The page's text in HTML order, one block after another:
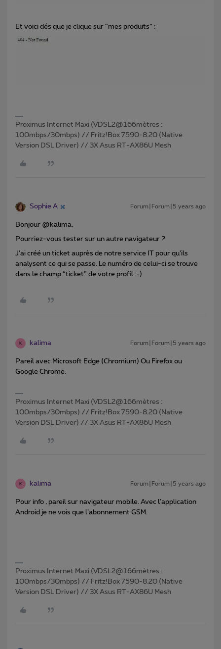
Et voici dés que je clique sur “mes produits” :
Proximus Internet Maxi (VDSL2@166mètres :
100mbps/30mbps) // Fritz!Box 7590-8.20 (Native
Version DSL Driver) // 3X Asus RT-AX86U Mesh
Sophie A Forum|Forum|5 years ago
Bonjour @kalima,
Pourriez-vous tester sur un autre navigateur ?
J’ai créé un ticket auprès de notre service IT pour qu’ils
analysent ce qui se passe. Le numéro de celui-ci se trouve
dans le champ “ticket” de votre profil :-)
K kalima Forum|Forum|5 years ago
Pareil avec Microsoft Edge (Chromium) Ou Firefox ou
Google Chrome.
Proximus Internet Maxi (VDSL2@166mètres :
100mbps/30mbps) // Fritz!Box 7590-8.20 (Native
Version DSL Driver) // 3X Asus RT-AX86U Mesh
K kalima Forum|Forum|5 years ago
Pour info , pareil sur navigateur mobile. Avec l’application
Android je ne vois que l’abonnement GSM.
Proximus Internet Maxi (VDSL2@166mètres :
100mbps/30mbps) // Fritz!Box 7590-8.20 (Native
Version DSL Driver) // 3X Asus RT-AX86U Mesh